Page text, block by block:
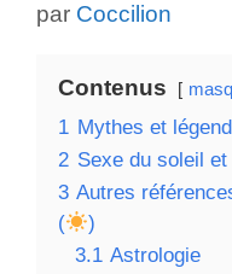
par Coccilion
Contenus
1 Mythes et
2 Sexe du soleil
3 Autres
(
)
3.1 Astrologie